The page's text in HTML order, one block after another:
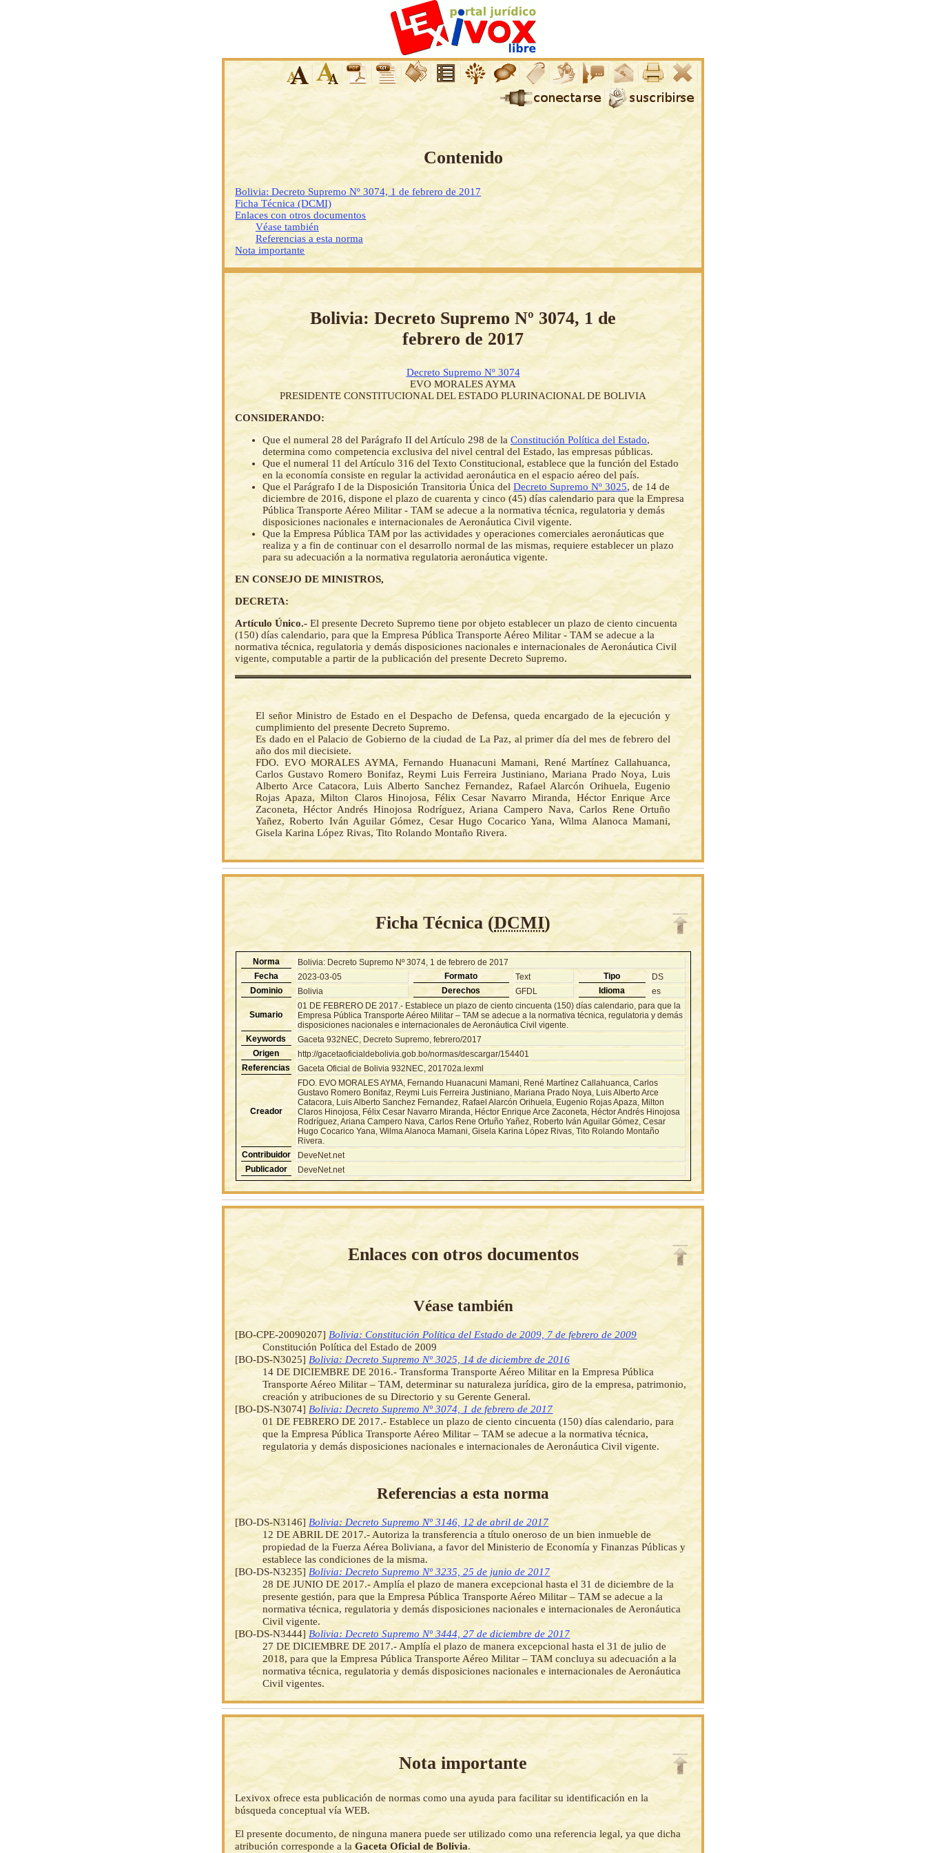
Contenido
Bolivia: Decreto Supremo Nº 3074, 1 de febrero de 2017
Ficha Técnica (DCMI)
Enlaces con otros documentos
Véase también
Referencias a esta norma
Nota importante
Bolivia: Decreto Supremo Nº 3074, 1 de
febrero de 2017
Decreto Supremo Nº 3074
EVO MORALES AYMA
PRESIDENTE CONSTITUCIONAL DEL ESTADO PLURINACIONAL DE BOLIVIA
CONSIDERANDO:
Que el numeral 28 del Parágrafo II del Artículo 298 de la Constitución Política del Estado,
determina como competencia exclusiva del nivel central del Estado, las empresas públicas.
Que el numeral 11 del Artículo 316 del Texto Constitucional, establece que la función del Estado
en la economía consiste en regular la actividad aeronáutica en el espacio aéreo del país.
Que el Parágrafo I de la Disposición Transitoria Única del Decreto Supremo Nº 3025, de 14 de
diciembre de 2016, dispone el plazo de cuarenta y cinco (45) días calendario para que la Empresa
Pública Transporte Aéreo Militar - TAM se adecue a la normativa técnica, regulatoria y demás
disposiciones nacionales e internacionales de Aeronáutica Civil vigente.
Que la Empresa Pública TAM por las actividades y operaciones comerciales aeronáuticas que
realiza y a fin de continuar con el desarrollo normal de las mismas, requiere establecer un plazo
para su adecuación a la normativa regulatoria aeronáutica vigente.
EN CONSEJO DE MINISTROS,
DECRETA:
Artículo Único.- El presente Decreto Supremo tiene por objeto establecer un plazo de ciento cincuenta
(150) días calendario, para que la Empresa Pública Transporte Aéreo Militar - TAM se adecue a la
normativa técnica, regulatoria y demás disposiciones nacionales e internacionales de Aeronáutica Civil
vigente, computable a partir de la publicación del presente Decreto Supremo.
El señor Ministro de Estado en el Despacho de Defensa, queda encargado de la ejecución y
cumplimiento del presente Decreto Supremo.
Es dado en el Palacio de Gobierno de la ciudad de La Paz, al primer día del mes de febrero del
año dos mil diecisiete.
FDO. EVO MORALES AYMA, Fernando Huanacuni Mamani, René Martínez Callahuanca,
Carlos Gustavo Romero Bonifaz, Reymi Luis Ferreira Justiniano, Mariana Prado Noya, Luis
Alberto Arce Catacora, Luis Alberto Sanchez Fernandez, Rafael Alarcón Orihuela, Eugenio
Rojas Apaza, Milton Claros Hinojosa, Félix Cesar Navarro Miranda, Héctor Enrique Arce
Zaconeta, Héctor Andrés Hinojosa Rodríguez, Ariana Campero Nava, Carlos Rene Ortuño
Yañez, Roberto Iván Aguilar Gómez, Cesar Hugo Cocarico Yana, Wilma Alanoca Mamani,
Gisela Karina López Rivas, Tito Rolando Montaño Rivera.
Ficha Técnica (DCMI)
Norma
Bolivia: Decreto Supremo Nº 3074, 1 de febrero de 2017
Fecha
2023-03-05 Formato Text Tipo
DS
Dominio
Bolivia Derechos GFDL Idioma es
Sumario
01 DE FEBRERO DE 2017.- Establece un plazo de ciento cincuenta (150) días calendario, para que la
Empresa Pública Transporte Aéreo Militar – TAM se adecue a la normativa técnica, regulatoria y demás
disposiciones nacionales e internacionales de Aeronáutica Civil vigente.
Keywords
Gaceta 932NEC, Decreto Supremo, febrero/2017
Origen
http://gacetaoficialdebolivia.gob.bo/normas/descargar/154401
Referencias
Gaceta Oficial de Bolivia 932NEC, 201702a.lexml
Creador
FDO. EVO MORALES AYMA, Fernando Huanacuni Mamani, René Martínez Callahuanca, Carlos
Gustavo Romero Bonifaz, Reymi Luis Ferreira Justiniano, Mariana Prado Noya, Luis Alberto Arce
Catacora, Luis Alberto Sanchez Fernandez, Rafael Alarcón Orihuela, Eugenio Rojas Apaza, Milton
Claros Hinojosa, Félix Cesar Navarro Miranda, Héctor Enrique Arce Zaconeta, Héctor Andrés Hinojosa
Rodríguez, Ariana Campero Nava, Carlos Rene Ortuño Yañez, Roberto Iván Aguilar Gómez, Cesar
Hugo Cocarico Yana, Wilma Alanoca Mamani, Gisela Karina López Rivas, Tito Rolando Montaño
Rivera.
Contribuidor
DeveNet.net
Publicador
DeveNet.net
Enlaces con otros documentos
Véase también
[BO-CPE-20090207] Bolivia: Constitución Política del Estado de 2009, 7 de febrero de 2009
Constitución Política del Estado de 2009
[BO-DS-N3025] Bolivia: Decreto Supremo Nº 3025, 14 de diciembre de 2016
14 DE DICIEMBRE DE 2016.- Transforma Transporte Aéreo Militar en la Empresa Pública
Transporte Aéreo Militar – TAM, determinar su naturaleza jurídica, giro de la empresa, patrimonio,
creación y atribuciones de su Directorio y su Gerente General.
[BO-DS-N3074] Bolivia: Decreto Supremo Nº 3074, 1 de febrero de 2017
01 DE FEBRERO DE 2017.- Establece un plazo de ciento cincuenta (150) días calendario, para
que la Empresa Pública Transporte Aéreo Militar – TAM se adecue a la normativa técnica,
regulatoria y demás disposiciones nacionales e internacionales de Aeronáutica Civil vigente.
Referencias a esta norma
[BO-DS-N3146] Bolivia: Decreto Supremo Nº 3146, 12 de abril de 2017
12 DE ABRIL DE 2017.- Autoriza la transferencia a título oneroso de un bien inmueble de
propiedad de la Fuerza Aérea Boliviana, a favor del Ministerio de Economía y Finanzas Públicas y
establece las condiciones de la misma.
[BO-DS-N3235] Bolivia: Decreto Supremo Nº 3235, 25 de junio de 2017
28 DE JUNIO DE 2017.- Amplía el plazo de manera excepcional hasta el 31 de diciembre de la
presente gestión, para que la Empresa Pública Transporte Aéreo Militar – TAM se adecue a la
normativa técnica, regulatoria y demás disposiciones nacionales e internacionales de Aeronáutica
Civil vigente.
[BO-DS-N3444] Bolivia: Decreto Supremo Nº 3444, 27 de diciembre de 2017
27 DE DICIEMBRE DE 2017.- Amplía el plazo de manera excepcional hasta el 31 de julio de
2018, para que la Empresa Pública Transporte Aéreo Militar – TAM concluya su adecuación a la
normativa técnica, regulatoria y demás disposiciones nacionales e internacionales de Aeronáutica
Civil vigentes.
Nota importante
Lexivox ofrece esta publicación de normas como una ayuda para facilitar su identificación en la
búsqueda conceptual vía WEB.
El presente documento, de ninguna manera puede ser utilizado como una referencia legal, ya que dicha
atribución corresponde a laGaceta Oficial de Bolivia.